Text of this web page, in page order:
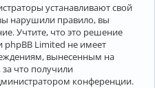
устанавливают свой
нарушили правило, вы
Учтите, что это решение
phpBB Limited не имеет
вынесенным на
за что получили
конференции.